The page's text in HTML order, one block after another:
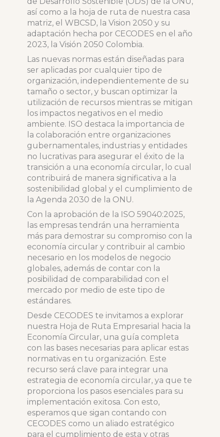
así como a la hoja de ruta de nuestra casa
matriz, el WBCSD, la Vision 2050 y su
adaptación hecha por CECODES en el año
2023, la Visión 2050 Colombia.
Las nuevas normas están diseñadas para
ser aplicadas por cualquier tipo de
organización, independientemente de su
tamaño o sector, y buscan optimizar la
utilización de recursos mientras se mitigan
los impactos negativos en el medio
ambiente. ISO destaca la importancia de
la colaboración entre organizaciones
gubernamentales, industrias y entidades
no lucrativas para asegurar el éxito de la
transición a una economía circular, lo cual
contribuirá de manera significativa a la
sostenibilidad global y el cumplimiento de
la Agenda 2030 de la ONU.
Con la aprobación de la ISO 59040:2025,
las empresas tendrán una herramienta
más para demostrar su compromiso con la
economía circular y contribuir al cambio
necesario en los modelos de negocio
globales, además de contar con la
posibilidad de comparabilidad con el
mercado por medio de este tipo de
estándares.
Desde CECODES te invitamos a explorar
nuestra Hoja de Ruta Empresarial hacia la
Economía Circular, una guía completa
con las bases necesarias para aplicar estas
normativas en tu organización. Este
recurso será clave para integrar una
estrategia de economía circular, ya que te
proporciona los pasos esenciales para su
implementación exitosa. Con esto,
esperamos que sigan contando con
CECODES como un aliado estratégico
para el cumplimiento de esta y otras